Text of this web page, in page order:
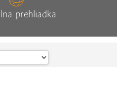
prehliadka